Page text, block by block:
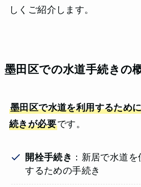
しくご紹介します。
墨田区での水道手続きの
墨田区で水道を利用するため
続きが必要です。
開栓手続き ：新居で水道
するための手続き